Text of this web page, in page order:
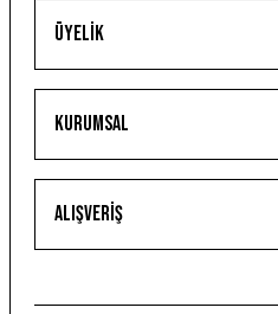
Üyelik
Kurumsal
Alışveriş